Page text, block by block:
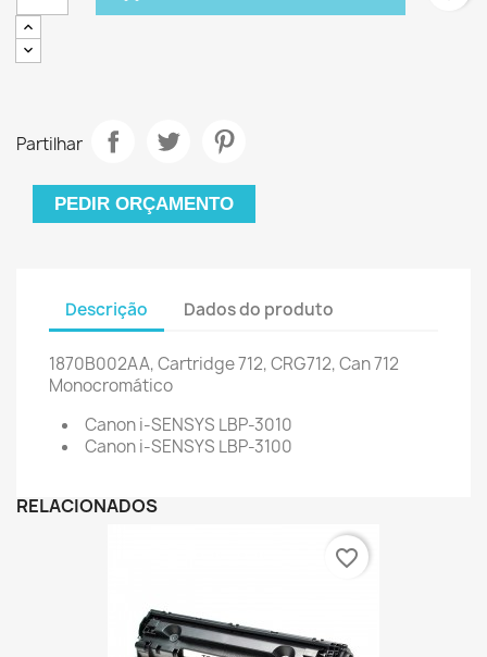
Partilhar
PEDIR ORÇAMENTO
Descrição Dados do produto
1870B002AA, Cartridge 712, CRG712, Can 712
Monocromático
Canon i-SENSYS LBP-3010
Canon i-SENSYS LBP-3100
RELACIONADOS
favorite_border